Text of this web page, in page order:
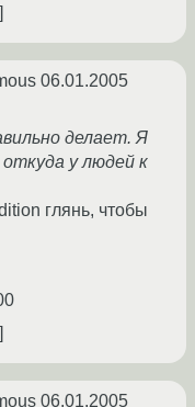
06.01.2005
делает. Я
у людей к
глянь, чтобы
06.01.2005